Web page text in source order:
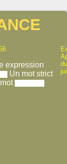
expression
Un mot strict